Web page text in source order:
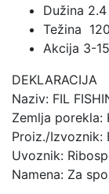
Dužina 2.4
Težina
Akcija 3-
DEKLARACIJA
Naziv: FIL
Zemlja porekla:
Proiz./Izvoznik:
Uvoznik:
Namena: Za